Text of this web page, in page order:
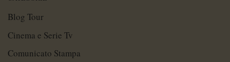
Blog Tour
Cinema e Serie Tv
Comunicato Stampa